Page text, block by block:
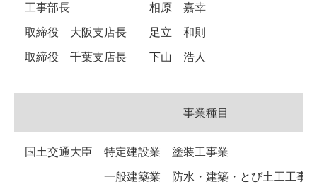
工事部長 相原 嘉幸
取締役 大阪支店長 足立 和則
取締役 千葉支店長 下山 浩人
事業種目
国土交通大臣 特定建設業 塗装工事業
一般建築業 防水・建築・とび土工工事業